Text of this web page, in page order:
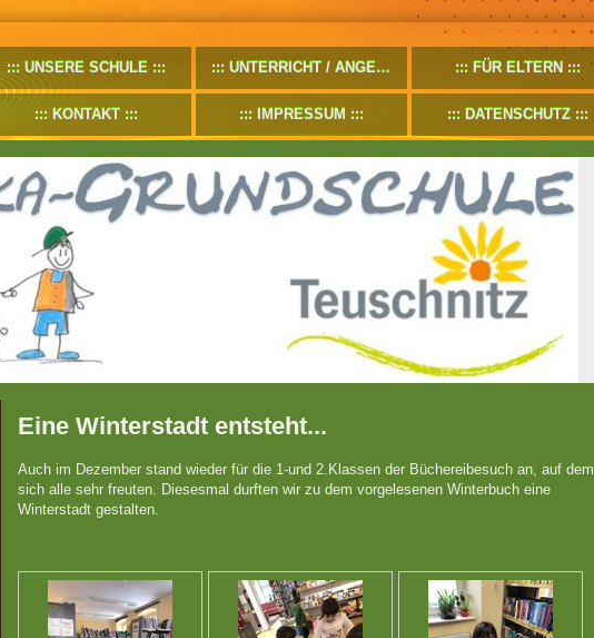
UNSERE SCHULE UNTERRICHT / ANGEBOTE FÜR ELTERN
KONTAKT IMPRESSUM DATENSCHUTZ
Eine Winterstadt entsteht...
Auch im Dezember stand wieder für die 1-und 2.Klassen der Büchereibesuch an, auf dem
sich alle sehr freuten. Diesesmal durften wir zu dem vorgelesenen Winterbuch eine
Winterstadt gestalten.